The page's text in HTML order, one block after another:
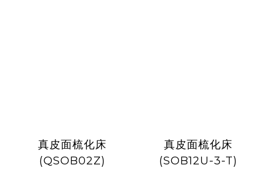
真皮面梳化床
(QSOB02Z)
真皮面梳化床
(SOB12U-3-T)